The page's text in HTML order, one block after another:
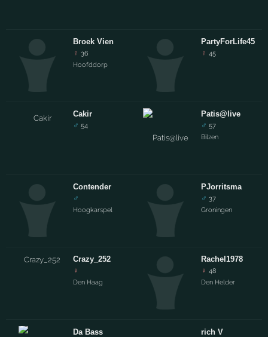
Broek Vien
♀ 36
Hoofddorp
Cakir
♂ 54
Contender
♂
Hoogkarspel
Crazy_252
♀
Den Haag
Da Bass
PartyForLife45
♀ 45
Patis@live
♂ 57
Bilzen
PJorritsma
♂ 37
Groningen
Rachel1978
♀ 48
Den Helder
rich V